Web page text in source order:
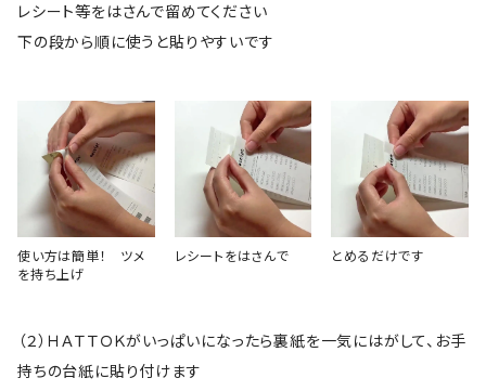
レシート等をはさんで留めてください
下の段から順に使うと貼りやすいです
使い方は簡単！ ツメ
を持ち上げ
レシートをはさんで とめるだけです
（２）ＨＡＴＴＯＫがいっぱいになったら裏紙を一気にはがして、お手
持ちの台紙に貼り付けます